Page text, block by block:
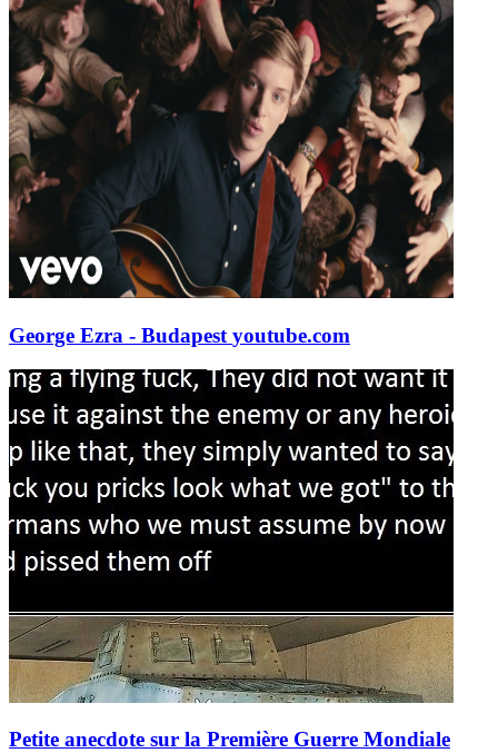
George Ezra - Budapest youtube.com
Petite anecdote sur la Première Guerre Mondiale